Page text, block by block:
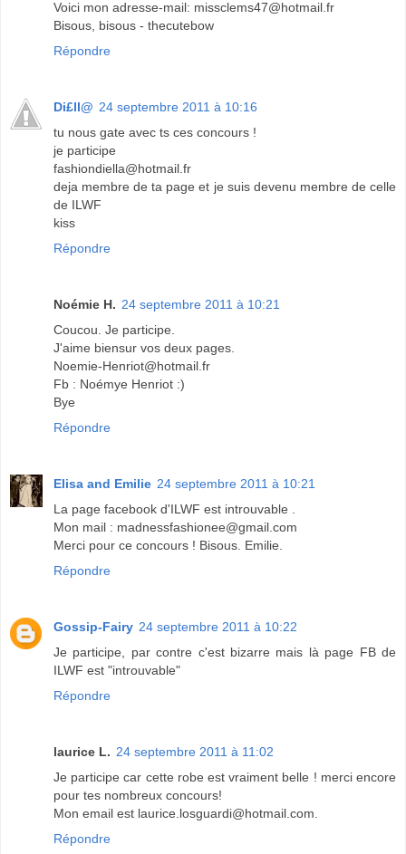
Voici mon adresse-mail: missclems47@hotmail.fr
Bisous, bisous - thecutebow
Répondre
Di£ll@ 24 septembre 2011 à 10:16
tu nous gate avec ts ces concours !
je participe
fashiondiella@hotmail.fr
deja membre de ta page et je suis devenu membre de celle
de ILWF
kiss
Répondre
Noémie H. 24 septembre 2011 à 10:21
Coucou. Je participe.
J'aime biensur vos deux pages.
Noemie-Henriot@hotmail.fr
Fb : Noémye Henriot :)
Bye
Répondre
Elisa and Emilie 24 septembre 2011 à 10:21
La page facebook d'ILWF est introuvable .
Mon mail : madnessfashionee@gmail.com
Merci pour ce concours ! Bisous. Emilie.
Répondre
Gossip-Fairy 24 septembre 2011 à 10:22
Je participe, par contre c'est bizarre mais là page FB de
ILWF est "introuvable"
Répondre
laurice L. 24 septembre 2011 à 11:02
Je participe car cette robe est vraiment belle ! merci encore
pour tes nombreux concours!
Mon email est laurice.losguardi@hotmail.com.
Répondre